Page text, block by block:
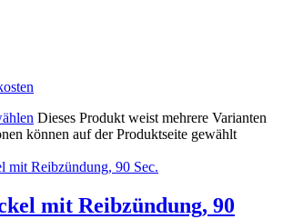
Dieses Produkt weist mehrere Varianten
können auf der Produktseite gewählt
mit Reibzündung, 90